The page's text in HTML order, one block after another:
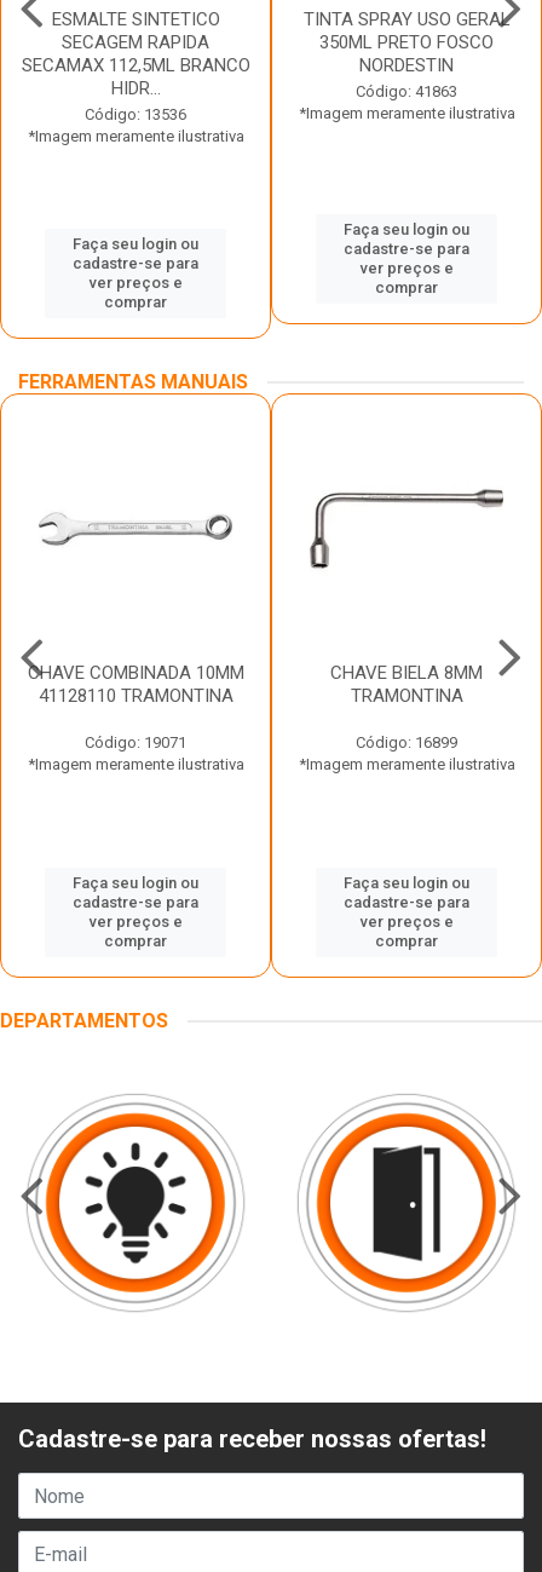
ESMALTE SINTETICO
SECAGEM RAPIDA
SECAMAX 112,5ML BRANCO
HIDR...
Código: 13536
*Imagem meramente ilustrativa
Faça seu login ou
cadastre-se para
ver preços e
comprar
TINTA SPRAY USO GERAL
350ML PRETO FOSCO
NORDESTIN
Código: 41863
*Imagem meramente ilustrativa
Faça seu login ou
cadastre-se para
ver preços e
comprar
FERRAMENTAS MANUAIS
CHAVE COMBINADA 10MM
41128110 TRAMONTINA
Código: 19071
*Imagem meramente ilustrativa
Faça seu login ou
cadastre-se para
ver preços e
comprar
CHAVE BIELA 8MM
TRAMONTINA
Código: 16899
*Imagem meramente ilustrativa
Faça seu login ou
cadastre-se para
ver preços e
comprar
DEPARTAMENTOS
Cadastre-se para receber nossas ofertas!